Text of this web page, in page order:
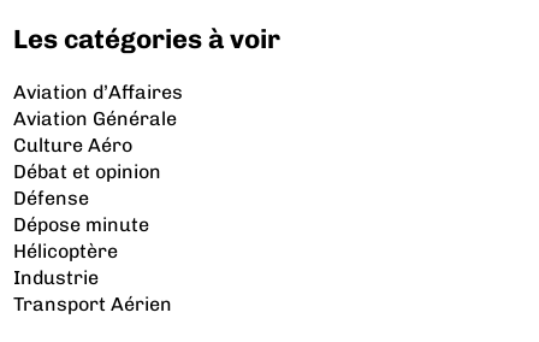
Les catégories à voir
Aviation d’Affaires
Aviation Générale
Culture Aéro
Débat et opinion
Défense
Dépose minute
Hélicoptère
Industrie
Transport Aérien